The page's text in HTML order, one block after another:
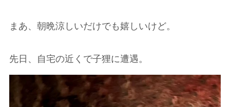
まあ、朝晩涼しいだけでも嬉しいけど。
先日、自宅の近くで子狸に遭遇。